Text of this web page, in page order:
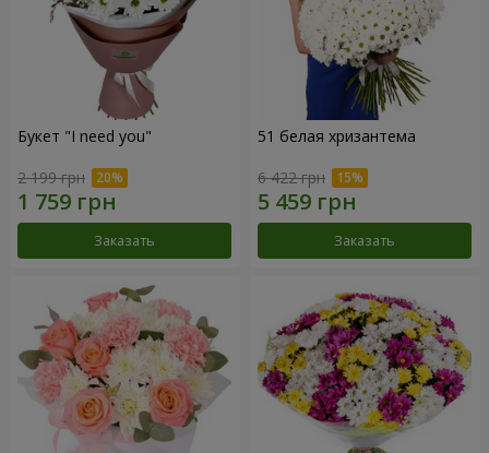
Букет "I need you"
2 199 грн
Заказать
51 белая хризантема
6 422 грн
Заказать